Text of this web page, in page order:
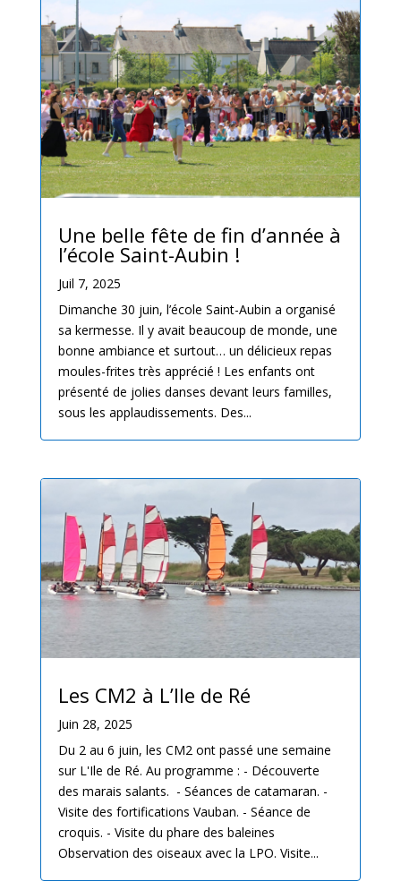
Une belle fête de fin d’année à
l’école Saint-Aubin !
Juil 7, 2025
Dimanche 30 juin, l’école Saint-Aubin a organisé
sa kermesse. Il y avait beaucoup de monde, une
bonne ambiance et surtout… un délicieux repas
moules-frites très apprécié ! Les enfants ont
présenté de jolies danses devant leurs familles,
sous les applaudissements. Des...
Les CM2 à L’Ile de Ré
Juin 28, 2025
Du 2 au 6 juin, les CM2 ont passé une semaine
sur L'Ile de Ré. Au programme : - Découverte
des marais salants. - Séances de catamaran. -
Visite des fortifications Vauban. - Séance de
croquis. - Visite du phare des baleines
Observation des oiseaux avec la LPO. Visite...